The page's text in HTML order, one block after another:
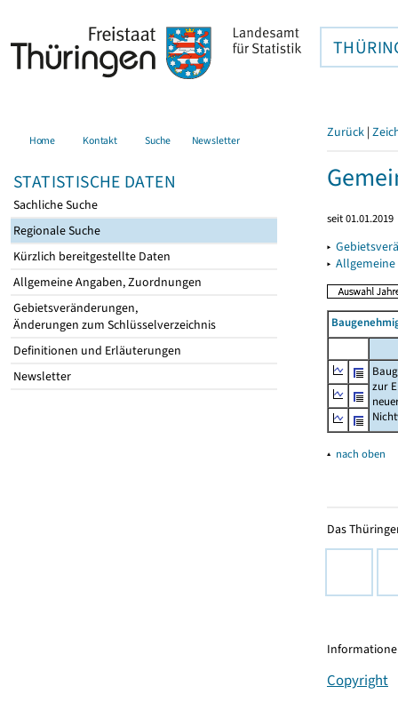
Home Kontakt Suche Newsletter
STATISTISCHE DATEN
Sachliche Suche
Regionale Suche
Kürzlich bereitgestellte Daten
Allgemeine Angaben, Zuordnungen
Gebietsveränderungen,
Änderungen zum Schlüsselverzeichnis
Definitionen und Erläuterungen
Newsletter
Zurück |
seit 01.01.2019
▸
▸
zur
▴ nach oben
Das
Copyright